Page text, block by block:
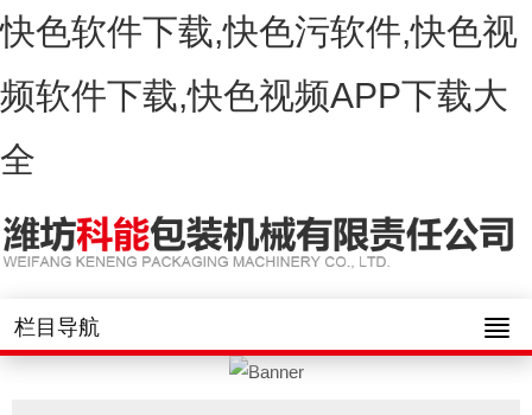
快色软件下载,快色污软件,快色视
频软件下载,快色视频APP下载大
全
栏目导航